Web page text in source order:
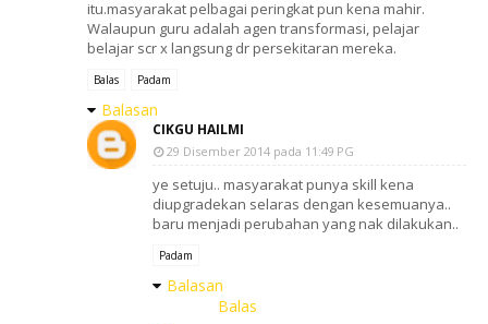
itu.masyarakat pelbagai peringkat pun kena mahir.
Walaupun guru adalah agen transformasi, pelajar
belajar scr x langsung dr persekitaran mereka.
Balas Padam
Balasan
CIKGU HAILMI
29 Disember 2014 pada 11:49 PG
ye setuju.. masyarakat punya skill kena
diupgradekan selaras dengan kesemuanya..
baru menjadi perubahan yang nak dilakukan..
Padam
Balasan
Balas